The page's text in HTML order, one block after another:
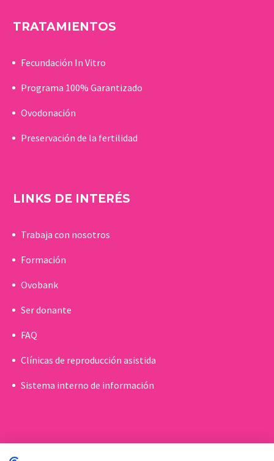
TRATAMIENTOS
Fecundación In Vitro
Programa 100% Garantizado
Ovodonación
Preservación de la fertilidad
LINKS DE INTERÉS
Trabaja con nosotros
Formación
Ovobank
Ser donante
FAQ
Clínicas de reproducción asistida
Sistema interno de información